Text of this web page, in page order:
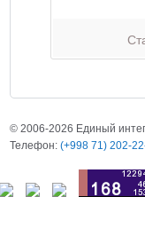
© 2006-2026 Единый
Телефон:(+998 71) 202-